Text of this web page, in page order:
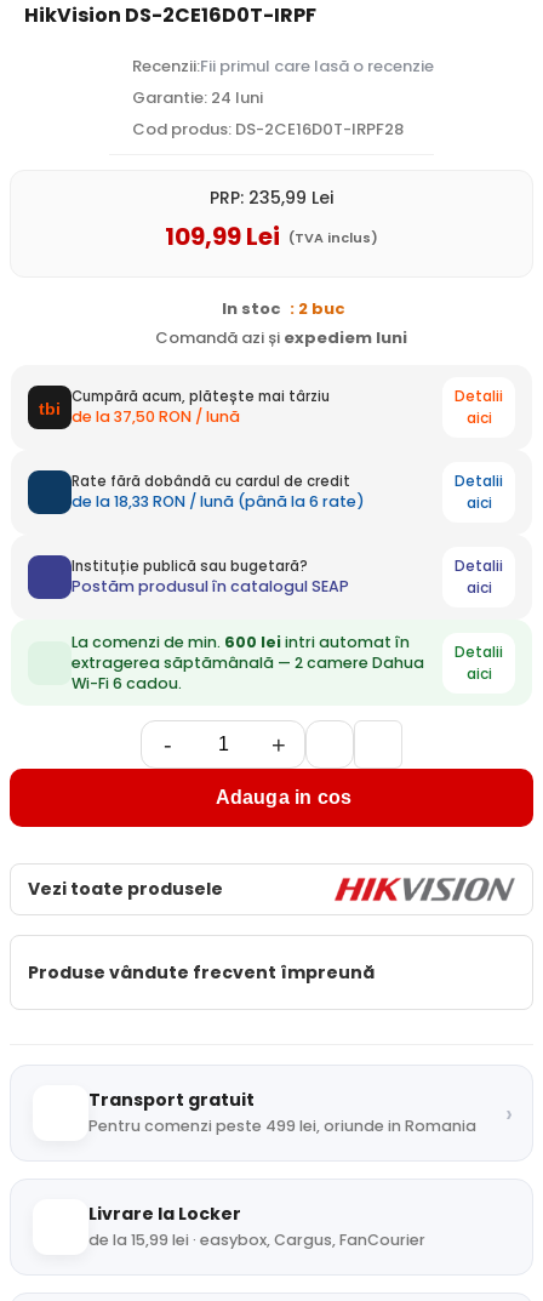
HikVision DS-2CE16D0T-IRPF
Recenzii:Fii primul care lasă o recenzie
Garantie: 24 luni
Cod produs: DS-2CE16D0T-IRPF28
PRP: 235,99 Lei
109,99Lei (TVA inclus)
In stoc : 2 buc
Comandă azi și expediem luni
Cumpără acum, plătește mai târziu
de la 37,50 RON / lună
Detalii
aici
Rate fără dobândă cu cardul de credit
de la 18,33 RON / lună (până la 6 rate)
Detalii
aici
Instituție publică sau bugetară?
Postăm produsul în catalogul SEAP
Detalii
aici
La comenzi de min. 600 leiintri automat în
extragerea săptămânală — 2 camere Dahua
Wi-Fi 6 cadou.
Detalii
aici
- +
Adauga in cos
Vezi toate produsele
Produse vândute frecvent împreună
Transport gratuit
Pentru comenzi peste 499 lei, oriunde in Romania ›
Livrare la Locker
de la 15,99 lei · easybox, Cargus, FanCourier